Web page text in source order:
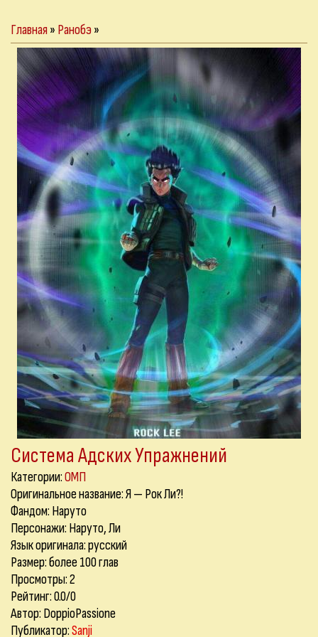
Главная» Ранобэ»
Система Адских Упражнений
Категории:ОМП
Оригинальное название: Я — Рок Ли?!
Фандом: Наруто
Персонажи: Наруто, Ли
Язык оригинала: русский
Размер: более 100 глав
Просмотры: 2
Рейтинг: 0.0/0
Автор: DoppioPassione
Публикатор:Sanji